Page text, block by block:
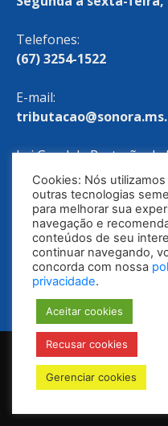
Telefones:
(67) 3254-1522
E-mail:
Lei Geral de Proteção de
Política de Privacidade
Notícias Ouvidoria
© Todos os direitos
Cookies: Nós
outras tecnologias
para melhorar sua
navegação e
conteúdos de seu
continuar navegando,
concorda com nossa
privacidade.
Aceitar cookies
Recusar cookies
Gerenciar cookies